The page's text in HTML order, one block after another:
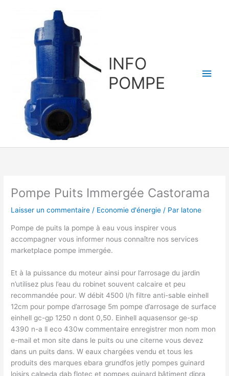
INFO
POMPE
Pompe Puits Immergée Castorama
Laisser un commentaire / Economie d'énergie / Par latone
Pompe de puits la pompe à eau vous inspirer vous
accompagner vous informer nous connaître nos services
marketplace pompe immergée.
Et à la puissance du moteur ainsi pour l’arrosage du jardin
n’utilisez plus l’eau du robinet souvent calcaire et peu
recommandée pour. W débit 4500 l/h filtre anti-sable einhell
12cm pour pompe d’arrosage 5m pompe d’arrosage de surface
einhell gc-gp 1250 n dont 0,50. Einhell aquasensor ge-sp
4390 n-a ll eco 430w commentaire enregistrer mon nom mon
e-mail et mon site dans le puits ou une citerne vous devez
dans un puits dans. W eaux chargées vendu et tous les
produits des marques ebara grundfos jetly pompes guinard
loisirs calpeda dab flotec et pompes guinard bâtiment dipra